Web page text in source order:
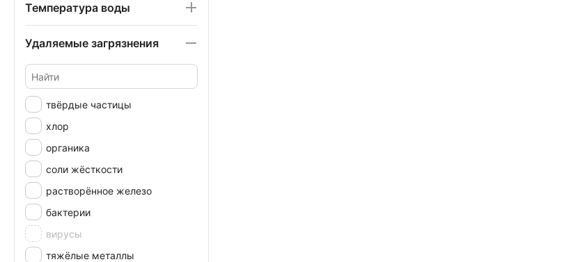
Температура воды
Удаляемые загрязнения
твёрдые частицы
хлор
органика
соли жёсткости
растворённое железо
бактерии
вирусы
тяжёлые металлы